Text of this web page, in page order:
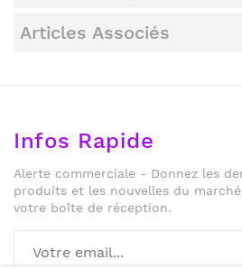
Articles Associés
Infos Rapide
Alerte commerciale - Donnez les
produits et les nouvelles du
votre boîte de réception.